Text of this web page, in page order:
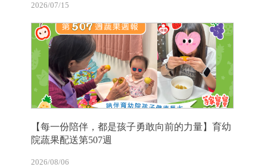
2026/07/15
【每一份陪伴，都是孩子勇敢向前的力量】育幼
院蔬果配送第507週
2026/08/06